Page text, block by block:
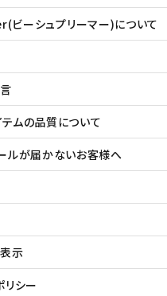
ーシュプリーマー)について
ムの品質について
ルが届かないお客様へ
示
リシー